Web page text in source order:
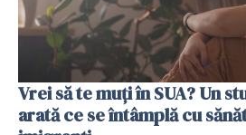
Vrei să te muți în SUA? Un
arată ce se întâmplă cu